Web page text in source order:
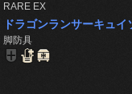
RARE EX
ドラゴンランサーキュイ
脚防具